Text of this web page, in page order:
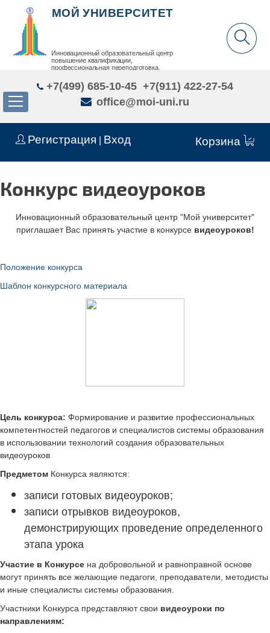
Регистрация Вход Корзина
МОЙ УНИВЕРСИТЕТ
Инновационный образовательный центр
повышение квалификации,
профессиональная переподготовка,
+7(499) 685-10-45 +7(911) 422-27-54
office@moi-uni.ru
Конкурс видеоуроков
Инновационный образовательный центр "Мой университет"
приглашает Вас принять участие в конкурсе видеоуроков!
Положение конкурса
Шаблон конкурсного материала
Цель конкурса: Формирование и развитие профессиональных
компетентностей педагогов и специалистов системы образования
в использовании технологий создания образовательных
видеоуроков
Предметом Конкурса являются:
записи готовых видеоуроков;
записи отрывков видеоуроков,
демонстрирующих проведение определенного
этапа урока
Участие в Конкурсе на добровольной и равноправной основе
могут принять все желающие педагоги, преподаватели, методисты
и иные специалисты системы образования.
Участники Конкурса представляют свои видеоуроки по
направлениям: